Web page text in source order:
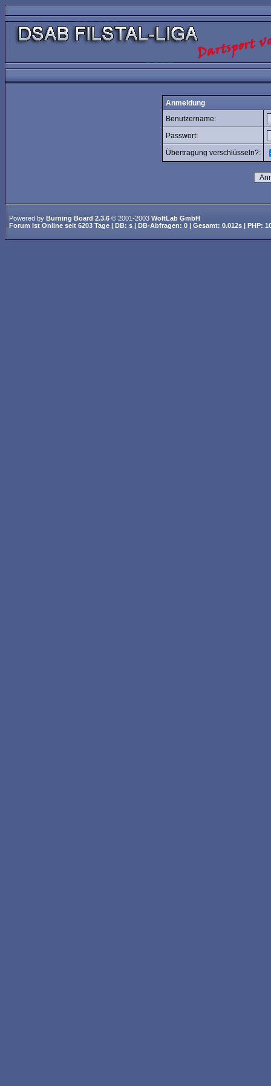
Anmeldung
Benutzername:
Passwort:
Übertragung verschlüsseln?:
Powered by Burning Board 2.3.6 © 2001-2003 WoltLab GmbH
Forum ist Online seit 6203 Tage | DB: s | DB-Abfragen: 0 | Gesamt: 0.012s | PHP: